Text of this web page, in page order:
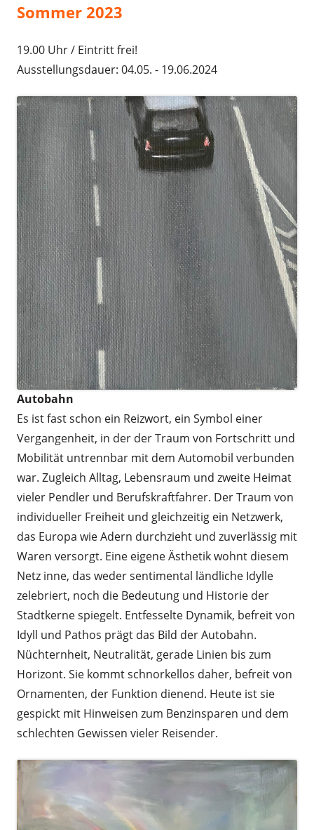
Sommer 2023
19.00 Uhr / Eintritt frei!
Ausstellungsdauer: 04.05. - 19.06.2024
Autobahn
Es ist fast schon ein Reizwort, ein Symbol einer
Vergangenheit, in der der Traum von Fortschritt und
Mobilität untrennbar mit dem Automobil verbunden
war. Zugleich Alltag, Lebensraum und zweite Heimat
vieler Pendler und Berufskraftfahrer. Der Traum von
individueller Freiheit und gleichzeitig ein Netzwerk,
das Europa wie Adern durchzieht und zuverlässig mit
Waren versorgt. Eine eigene Ästhetik wohnt diesem
Netz inne, das weder sentimental ländliche Idylle
zelebriert, noch die Bedeutung und Historie der
Stadtkerne spiegelt. Entfesselte Dynamik, befreit von
Idyll und Pathos prägt das Bild der Autobahn.
Nüchternheit, Neutralität, gerade Linien bis zum
Horizont. Sie kommt schnorkellos daher, befreit von
Ornamenten, der Funktion dienend. Heute ist sie
gespickt mit Hinweisen zum Benzinsparen und dem
schlechten Gewissen vieler Reisender.